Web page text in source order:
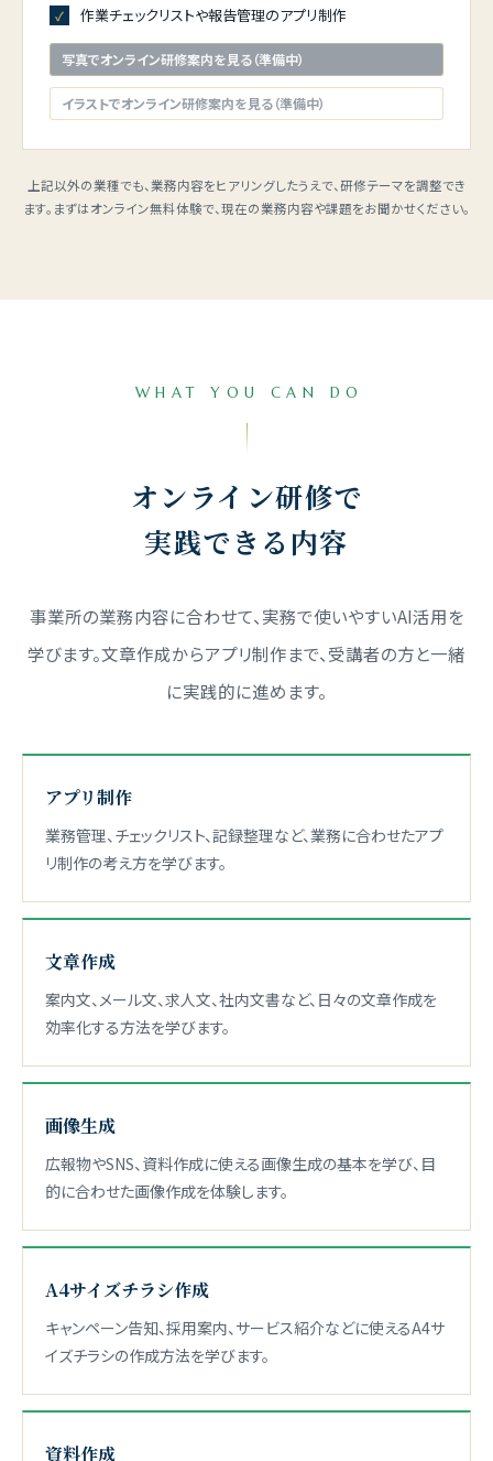
作業チェックリストや報告管理のアプリ制作
写真でオンライン研修案内を見る（準備中）
イラストでオンライン研修案内を見る（準備中）
上記以外の業種でも、業務内容をヒアリングしたうえで、研修テーマを調整でき
ます。まずはオンライン無料体験で、現在の業務内容や課題をお聞かせください。
WHAT YOU CAN DO
オンライン研修で
実践できる内容
事業所の業務内容に合わせて、実務で使いやすいAI活用を
学びます。文章作成からアプリ制作まで、受講者の方と一緒
に実践的に進めます。
アプリ制作
業務管理、チェックリスト、記録整理など、業務に合わせたアプ
リ制作の考え方を学びます。
文章作成
案内文、メール文、求人文、社内文書など、日々の文章作成を
効率化する方法を学びます。
画像生成
広報物やSNS、資料作成に使える画像生成の基本を学び、目
的に合わせた画像作成を体験します。
A4サイズチラシ作成
キャンペーン告知、採用案内、サービス紹介などに使えるA4サ
イズチラシの作成方法を学びます。
資料作成